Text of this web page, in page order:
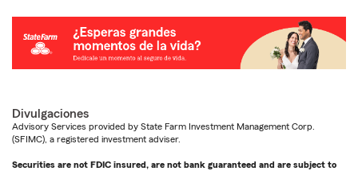
Divulgaciones
Advisory Services provided by State Farm Investment Management Corp.
(SFIMC), a registered investment adviser.
Securities are not FDIC insured, are not bank guaranteed and are subject to